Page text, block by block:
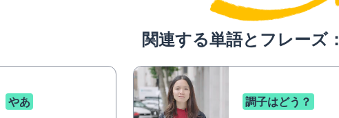
関連する単語とフレーズ：
やあ
調子はどう？